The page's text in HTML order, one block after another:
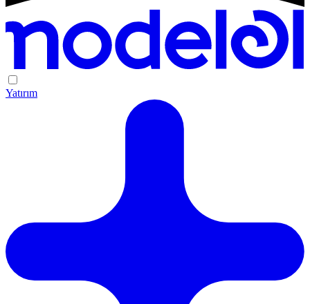
Yatırım